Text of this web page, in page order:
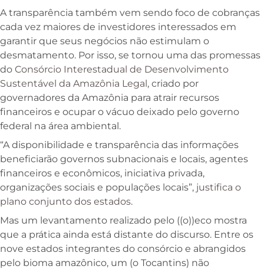
A transparência também vem sendo foco de cobranças
cada vez maiores de investidores interessados em
garantir que seus negócios não estimulam o
desmatamento. Por isso, se tornou uma das promessas
do Consórcio Interestadual de Desenvolvimento
Sustentável da Amazônia Legal, criado por
governadores da Amazônia para atrair recursos
financeiros e ocupar o vácuo deixado pelo governo
federal na área ambiental.
“A disponibilidade e transparência das informações
beneficiarão governos subnacionais e locais, agentes
financeiros e econômicos, iniciativa privada,
organizações sociais e populações locais”, justifica o
plano conjunto dos estados.
Mas um levantamento realizado pelo ((o))eco mostra
que a prática ainda está distante do discurso. Entre os
nove estados integrantes do consórcio e abrangidos
pelo bioma amazônico, um (o Tocantins) não